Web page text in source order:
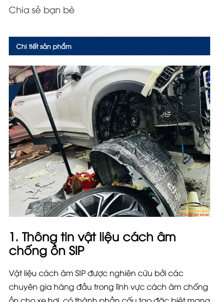
Chia sẻ bạn bè
Chi tiết sản phẩm
1. Thông tin vật liệu cách âm
chống ồn SIP
Vật liệu cách âm SIP được nghiên cứu bởi các
chuyên gia hàng đầu trong lĩnh vực cách âm chống